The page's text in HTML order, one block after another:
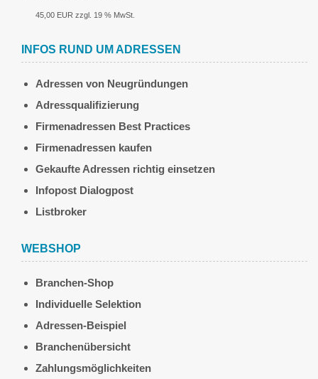
45,00 EUR zzgl. 19 % MwSt.
INFOS RUND UM ADRESSEN
Adressen von Neugründungen
Adressqualifizierung
Firmenadressen Best Practices
Firmenadressen kaufen
Gekaufte Adressen richtig einsetzen
Infopost Dialogpost
Listbroker
WEBSHOP
Branchen-Shop
Individuelle Selektion
Adressen-Beispiel
Branchenübersicht
Zahlungsmöglichkeiten